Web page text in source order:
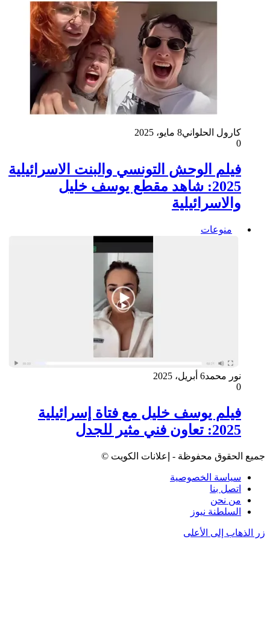
كارول الحلواني8 مايو، 2025
0
فيلم الوحش التونسي والبنت الاسرائيلية
2025: شاهد مقطع يوسف خليل
والاسرائيلية
منوعات
نور محمد6 أبريل، 2025
0
فيلم يوسف خليل مع فتاة إسرائيلية
2025: تعاون فني مثير للجدل
جميع الحقوق محفوظة - إعلانات الكويت ©
سياسة الخصوصية
اتصل بنا
من نحن
السلطنة نيوز
زر الذهاب إلى الأعلى